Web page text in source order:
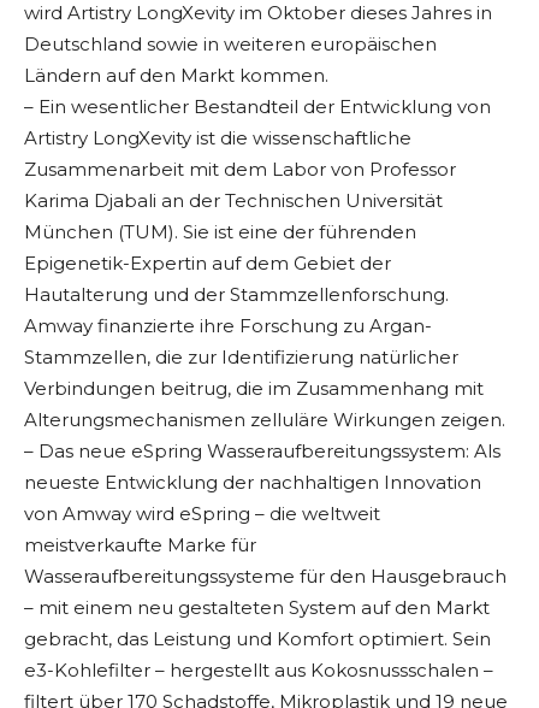
wird Artistry LongXevity im Oktober dieses Jahres in
Deutschland sowie in weiteren europäischen
Ländern auf den Markt kommen.
– Ein wesentlicher Bestandteil der Entwicklung von
Artistry LongXevity ist die wissenschaftliche
Zusammenarbeit mit dem Labor von Professor
Karima Djabali an der Technischen Universität
München (TUM). Sie ist eine der führenden
Epigenetik-Expertin auf dem Gebiet der
Hautalterung und der Stammzellenforschung.
Amway finanzierte ihre Forschung zu Argan-
Stammzellen, die zur Identifizierung natürlicher
Verbindungen beitrug, die im Zusammenhang mit
Alterungsmechanismen zelluläre Wirkungen zeigen.
– Das neue eSpring Wasseraufbereitungssystem: Als
neueste Entwicklung der nachhaltigen Innovation
von Amway wird eSpring – die weltweit
meistverkaufte Marke für
Wasseraufbereitungssysteme für den Hausgebrauch
– mit einem neu gestalteten System auf den Markt
gebracht, das Leistung und Komfort optimiert. Sein
e3-Kohlefilter – hergestellt aus Kokosnussschalen –
filtert über 170 Schadstoffe, Mikroplastik und 19 neue